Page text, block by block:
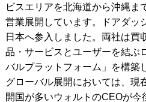
ビスエリアを北海道から沖縄ま
営業展開しています。ドアダッ
日本へ参入しました。両社は買
品・サービスとユーザーを結ぶ
バルプラットフォーム」を構築
グローバル展開においては、現
開国が多いウォルトのCEOが